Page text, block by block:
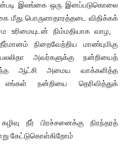
இலங்கை ஒரு இனப்படுகொலை
மீது பொருளாதாரத்தடை விதிக்கக்
உரிமையுடன் நிம்மதியாக வாழ,
நிறைவேற்றிய மாண்புமிகு
அவர்களுக்கு நன்றியைத்
ஆட்சி அமைய வாக்களித்த
எங்கள் நன்றியை தெரிவித்துக்
நீர் பிரச்சனைக்கு நிரந்தரத்
கேட்டுகொள்கிறோம்